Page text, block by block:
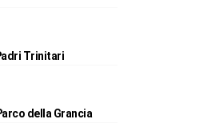
Trinitari
della Grancia